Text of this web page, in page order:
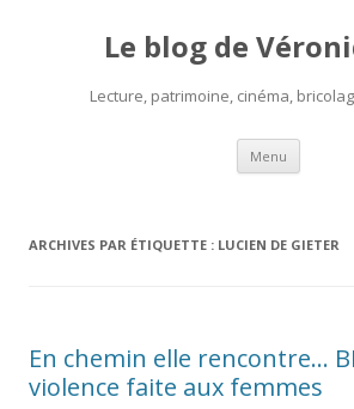
Le blog de
Lecture, patrimoine, cinéma,
Menu Aller
contenu
ARCHIVES PAR ÉTIQUETTE : LUCIEN DE GIETER
En chemin elle rencontre…
violence faite aux femmes